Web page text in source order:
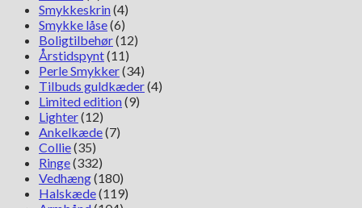
Smykkeskrin(4)
Smykke låse(6)
Boligtilbehør(12)
Årstidspynt(11)
Perle Smykker(34)
Tilbuds guldkæder(4)
Limited edition(9)
Lighter(12)
Ankelkæde(7)
Collie(35)
Ringe(332)
Vedhæng(180)
Halskæde(119)